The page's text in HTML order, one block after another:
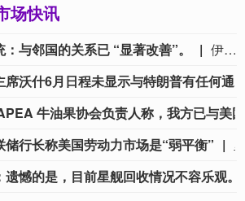
场快讯
与邻国的关系已 “显著改善”。
伊朗总统：与邻国的关系已 “显著改善”。
储行长称美国劳动力市场是“弱平衡”